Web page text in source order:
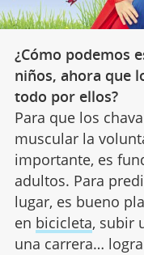
¿Cómo podemos
niños, ahora que
todo por ellos?
Para que los
muscular la
importante, es
adultos. Para
lugar, es bueno
en bicicleta, subir
una carrera…